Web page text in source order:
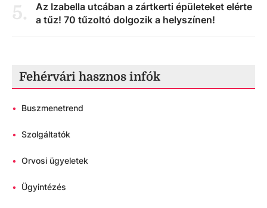
5.
Az Izabella utcában a zártkerti épületeket elérte
a tűz! 70 tűzoltó dolgozik a helyszínen!
Fehérvári hasznos infók
• Buszmenetrend
• Szolgáltatók
• Orvosi ügyeletek
• Ügyintézés